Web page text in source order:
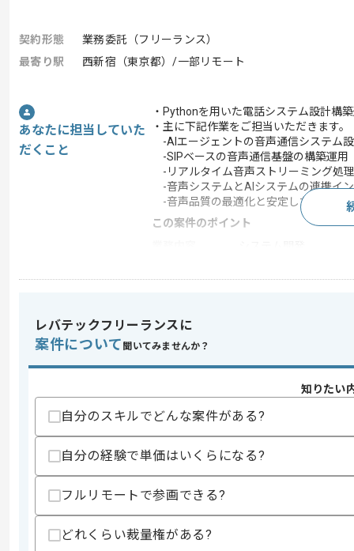
契約形態
業務委託（フリーランス）
最寄り駅
西新宿（東京都）/一部リモート
あなたに担当していた
だくこと
・Pythonを用いた電話システム設計構
・主に下記作業をご担当いただきます。
-AIエージェントの音声通信システム
-SIPベースの音声通信基盤の構築運用
-リアルタイム音声ストリーミング処
-音声システムとAIシステムの連携イ
-音声品質の最適化と安定したサービ
この案件のポイント
スキル
求めるスキル
・SIP/VoIP技術を用いた音声通信シス
・SIPプロトコルに関する深い知見と実
・Pythonを用いた開発経験(2年以上)
・リアルタイムデータ処理の実装経験
歓迎スキル
・音声関連AI技術フレームワーク使用経
・音声信号処理の知見と経験
・クラウドプラットフォームでの音声
・Asteriskや FreeSWITCHおよび
オープンソースSIPソフトウェアの利
・音声認識や合成技術の知見
レバテックフリーランスに
案件について 聞いてみませんか？
知りたい
自分のスキルでどんな案件がある?
自分の経験で単価はいくらになる?
フルリモートで参画できる?
どれくらい裁量権がある?